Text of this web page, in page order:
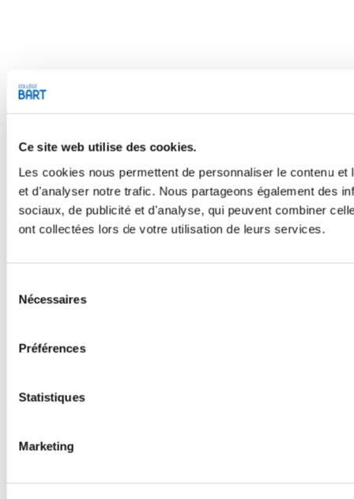
Ce site web utilise des cookies.
Les cookies nous permettent de personnaliser le contenu
et d'analyser notre trafic. Nous partageons également des
sociaux, de publicité et d'analyse, qui peuvent combiner
ont collectées lors de votre utilisation de leurs services.
Nécessaires
Préférences
Statistiques
Marketing